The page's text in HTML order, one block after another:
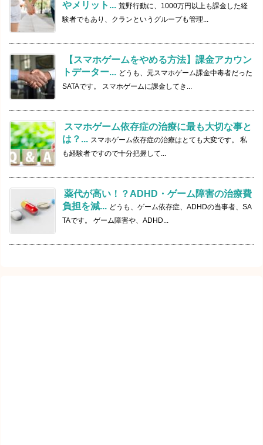
やメリット... 荒野行動に、1000万円以上も課金した経
験者でもあり、クランというグループも管理...
【スマホゲームをやめる方法】課金アカウン
トデーター... どうも、元スマホゲーム課金中毒者だった
SATAです。 スマホゲームに課金してき...
スマホゲーム依存症の治療に最も大切な事と
は？... スマホゲーム依存症の治療はとても大変です。 私
も経験者ですので十分把握して...
薬代が高い！？ADHD・ゲーム障害の治療費
負担を減... どうも、ゲーム依存症、ADHDの当事者、SA
TAです。 ゲーム障害や、ADHD...